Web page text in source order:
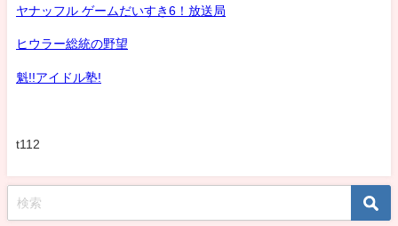
ヤナッフル ゲームだいすき6！放送局
ヒウラー総統の野望
魁!!アイドル塾!
t112